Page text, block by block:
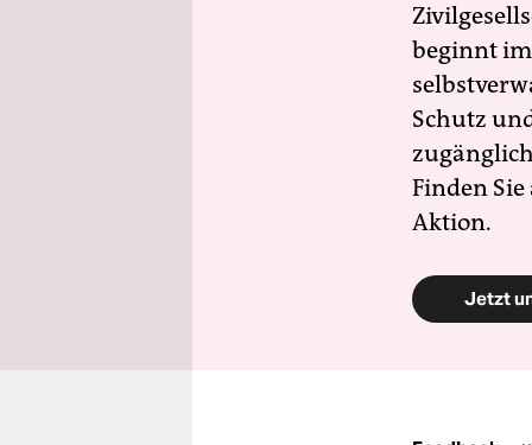
beginnt
Schutz
Finden
Aktion.
Jetzt